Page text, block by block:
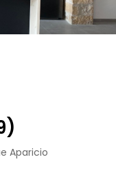
Aparicio